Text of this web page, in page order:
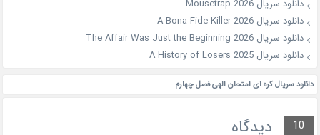
دانلود سریال Mousetrap 2026
دانلود سریال A Bona Fide Killer 2026
دانلود سریال The Affair Was Just the Beginning 2026
دانلود سریال A History of Losers 2025
دانلود سریال کره ای امتحان الهی فصل چهارم
10 دیدگاه